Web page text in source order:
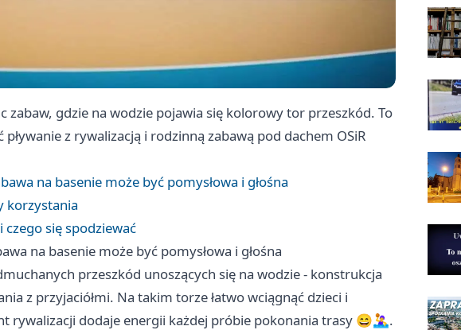
zabaw, gdzie na wodzie pojawia się kolorowy tor przeszkód. To
z rywalizacją i rodzinną zabawą pod dachem OSiR
na basenie może być pomysłowa i głośna
korzystania
czego się spodziewać
na basenie może być pomysłowa i głośna
przeszkód unoszących się na wodzie - konstrukcja
z przyjaciółmi. Na takim torze łatwo wciągnąć dzieci i
rywalizacji dodaje energii każdej próbie pokonania trasy 😄🤽‍♀️.